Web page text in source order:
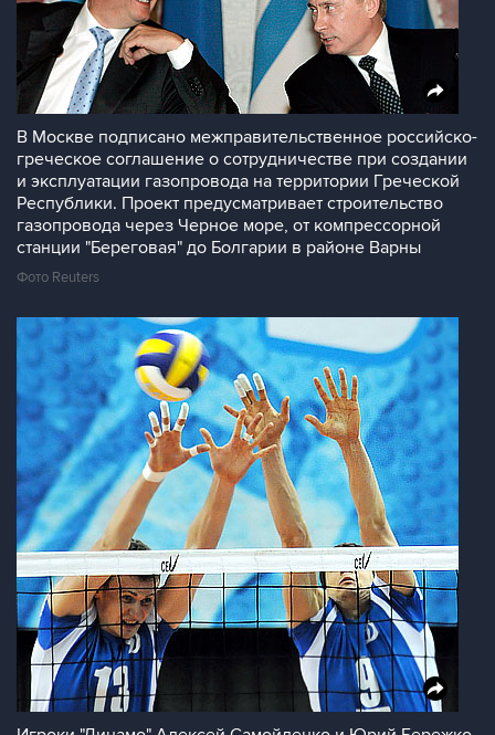
В Москве подписано межправительственное российско-
греческое соглашение о сотрудничестве при создании
и эксплуатации газопровода на территории Греческой
Республики. Проект предусматривает строительство
газопровода через Черное море, от компрессорной
станции "Береговая" до Болгарии в районе Варны
Фото Reuters